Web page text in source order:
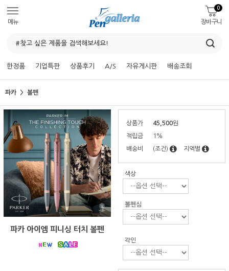
메뉴 장바구니
0
한정품 기업특판 상품후기 A/S 자유게시판 배송조회
파카 볼펜
파카 아이엠 피니싱 터치 볼펜
상품가 45,500원
적립금 1%
배송비 (조건) 지역별
색상
볼펜심
각인